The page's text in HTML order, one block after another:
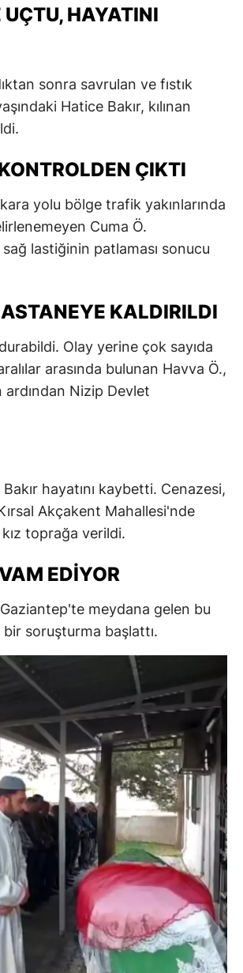
HAYATINI
sonra savrulan ve fıstık
Hatice Bakır, kılınan
ÇIKTI
yolu bölge trafik yakınlarında
Cuma Ö.
lastiğinin patlaması sonucu
KALDIRILDI
Olay yerine çok sayıda
arasında bulunan Havva Ö.,
ardından Nizip Devlet
hayatını kaybetti. Cenazesi,
Akçakent Mahallesi'nde
kız toprağa verildi.
EDIYOR
meydana gelen bu
soruşturma başlattı.